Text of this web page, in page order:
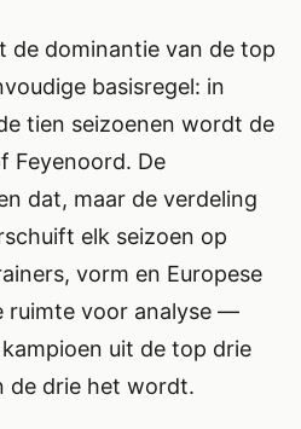
de dominantie van de top
basisregel: in
tien seizoenen wordt de
Feyenoord. De
dat, maar de verdeling
elk seizoen op
vorm en Europese
ruimte voor analyse —
uit de top drie
de drie het wordt.